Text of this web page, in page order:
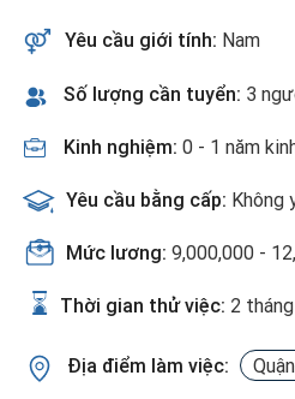
Yêu cầu giới tính: Nam
Số lượng cần tuyển: 3
Kinh nghiệm: 0 - 1 năm
Yêu cầu bằng cấp: Không
Mức lương: 9,000,000 -
Thời gian thử việc: 2 tháng
Địa điểm làm việc: